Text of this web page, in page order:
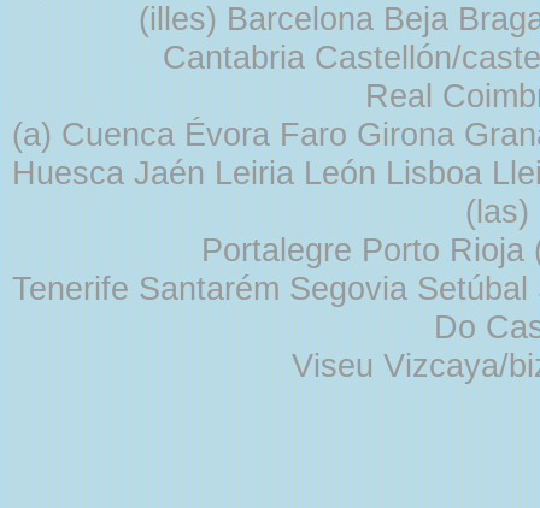
(illes) Barcelona Beja
Cantabria Castellón/
Real
(a) Cuenca Évora Faro Girona
Huesca Jaén Leiria León Lisboa
Portalegre Porto
Tenerife Santarém Segovia
Do
Viseu Vizcaya/